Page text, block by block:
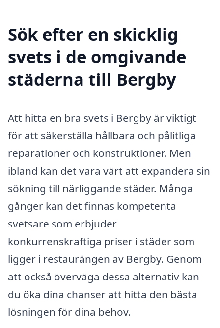
Sök efter en skicklig
svets i de omgivande
städerna till Bergby
Att hitta en bra svets i Bergby är viktigt
för att säkerställa hållbara och pålitliga
reparationer och konstruktioner. Men
ibland kan det vara värt att expandera sin
sökning till närliggande städer. Många
gånger kan det finnas kompetenta
svetsare som erbjuder
konkurrenskraftiga priser i städer som
ligger i restaurängen av Bergby. Genom
att också överväga dessa alternativ kan
du öka dina chanser att hitta den bästa
lösningen för dina behov.